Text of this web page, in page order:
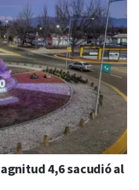
4,6 sacudió al